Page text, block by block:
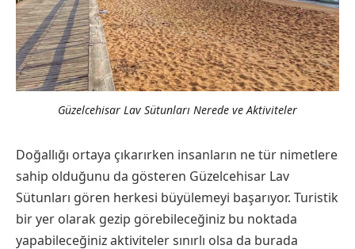
Güzelcehisar Lav Sütunları Nerede ve Aktiviteler
Doğallığı ortaya çıkarırken insanların ne tür nimetlere
sahip olduğunu da gösteren Güzelcehisar Lav
Sütunları gören herkesi büyülemeyi başarıyor. Turistik
bir yer olarak gezip görebileceğiniz bu noktada
yapabileceğiniz aktiviteler sınırlı olsa da burada